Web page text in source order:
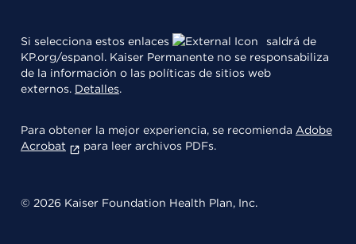
Si selecciona estos enlaces
saldrá de
KP.org/espanol. Kaiser Permanente no se responsabiliza
de la información o las políticas de sitios web
externos. Detalles.
Para obtener la mejor experiencia, se recomienda Adobe
Acrobat
para leer archivos PDFs.
© 2026 Kaiser Foundation Health Plan, Inc.